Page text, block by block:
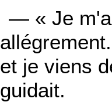
— « Je
et je viens
guidait.